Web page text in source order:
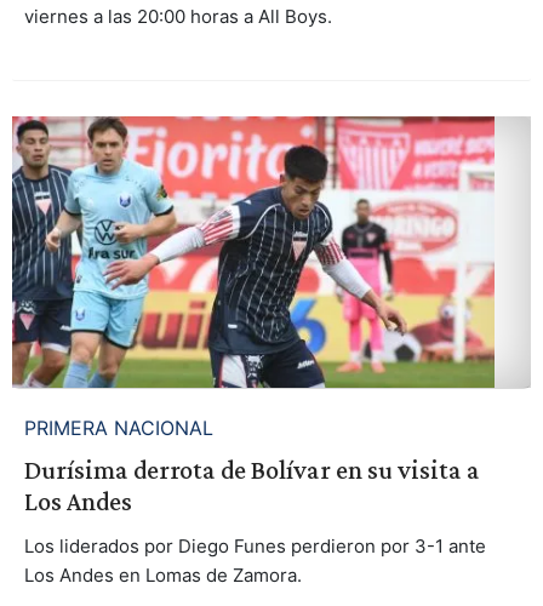
viernes a las 20:00 horas a All Boys.
PRIMERA NACIONAL
Durísima derrota de Bolívar en su visita a
Los Andes
Los liderados por Diego Funes perdieron por 3-1 ante
Los Andes en Lomas de Zamora.